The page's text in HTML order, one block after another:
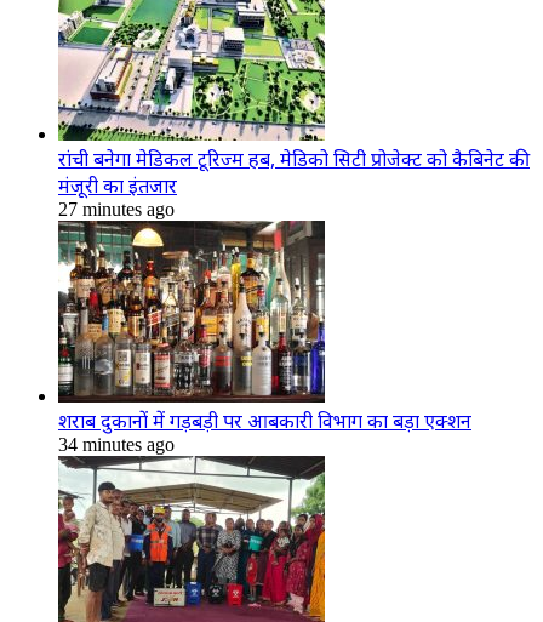
रांची बनेगा मेडिकल टूरिज्म हब, मेडिको सिटी प्रोजेक्ट को कैबिनेट की
मंजूरी का इंतजार
27 minutes ago
शराब दुकानों में गड़बड़ी पर आबकारी विभाग का बड़ा एक्शन
34 minutes ago